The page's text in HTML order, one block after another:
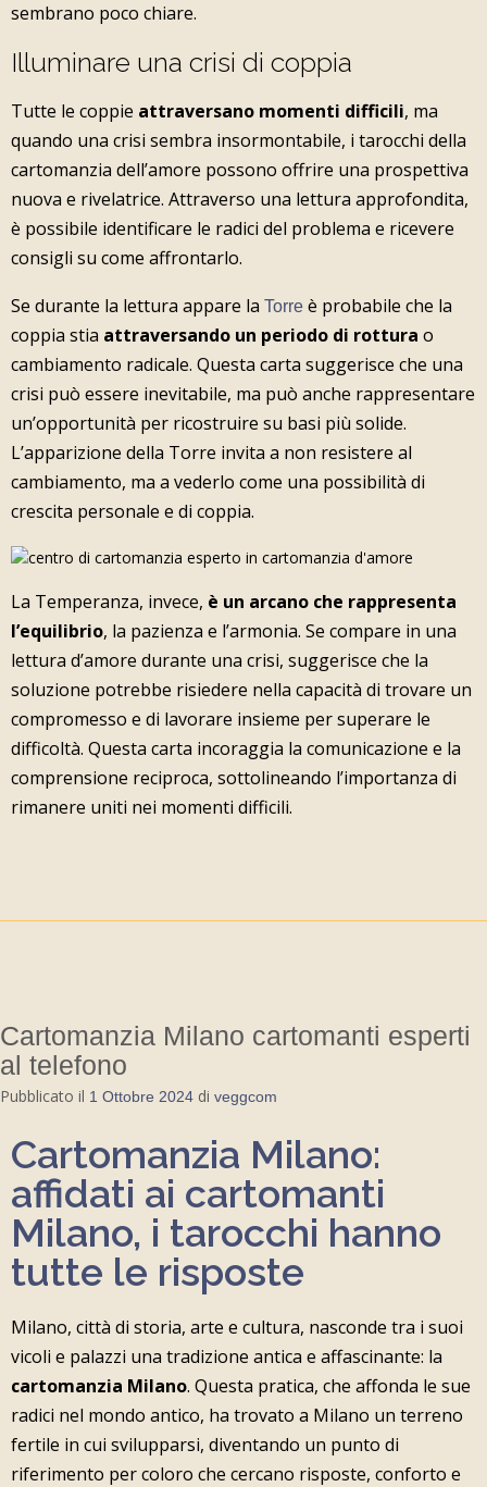
sembrano poco chiare.
Illuminare una crisi di coppia
Tutte le coppie attraversano momenti difficili, ma
quando una crisi sembra insormontabile, i tarocchi della
cartomanzia dell’amore possono offrire una prospettiva
nuova e rivelatrice. Attraverso una lettura approfondita,
è possibile identificare le radici del problema e ricevere
consigli su come affrontarlo.
Se durante la lettura appare la Torre è probabile che la
coppia stia attraversando un periodo di rottura o
cambiamento radicale. Questa carta suggerisce che una
crisi può essere inevitabile, ma può anche rappresentare
un’opportunità per ricostruire su basi più solide.
L’apparizione della Torre invita a non resistere al
cambiamento, ma a vederlo come una possibilità di
crescita personale e di coppia.
La Temperanza, invece, è un arcano che rappresenta
l’equilibrio, la pazienza e l’armonia. Se compare in una
lettura d’amore durante una crisi, suggerisce che la
soluzione potrebbe risiedere nella capacità di trovare un
compromesso e di lavorare insieme per superare le
difficoltà. Questa carta incoraggia la comunicazione e la
comprensione reciproca, sottolineando l’importanza di
rimanere uniti nei momenti difficili.
Cartomanzia Milano cartomanti esperti
al telefono
Pubblicato il 1 Ottobre 2024 di veggcom
Cartomanzia Milano:
affidati ai cartomanti
Milano, i tarocchi hanno
tutte le risposte
Milano, città di storia, arte e cultura, nasconde tra i suoi
vicoli e palazzi una tradizione antica e affascinante: la
cartomanzia Milano. Questa pratica, che affonda le sue
radici nel mondo antico, ha trovato a Milano un terreno
fertile in cui svilupparsi, diventando un punto di
riferimento per coloro che cercano risposte, conforto e